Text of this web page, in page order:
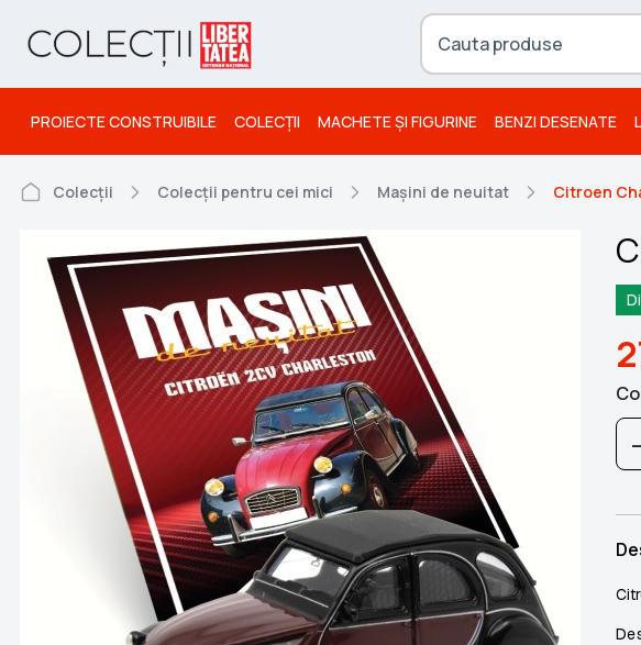
PROIECTE CONSTRUIBILE COLECȚII MACHETE ȘI FIGURINE BENZI DESENATE
Colecții Colecții pentru cei mici Mașini de neuitat Citroen